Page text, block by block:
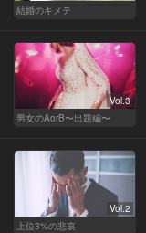
結婚のキメテ
Vol.3
男女のAorB〜出題編〜
Vol.2
上位3%の悲哀